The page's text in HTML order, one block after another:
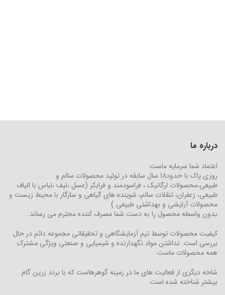
درباره ما
اعتماد شما سرمایه ماست
روزی پاک با حدود18 سال سابقه در تولید محصولات سالم و
طبیعی،محصولات ارگانیک ، فراسودمند و فرابکر (عسل ،لیف ،لباس با الیاف
طبیعی، زعفران، تنقلات سالم، شوینده های گیاهی و سازگار با محیط زیست و
محصولات آرایشی و بهداشتی طبیعی )
بدون واسطه محصول را به دست شما مصرف کننده محترم می رساند.
کیفیت محصولات توسط تیم آزمایشگاهی و تحقیقاتی مجموعه دائم در حال
بررسی است. نداشتن مواد نگهدارنده و شیمیایی و صنعتی ویژگی مشترک
همه محصولات ماست.
شاخه دیگری از فعالیت های ما در زمینه گوهرهاست که با برند زرین گام
بیشتر شناخته شده است